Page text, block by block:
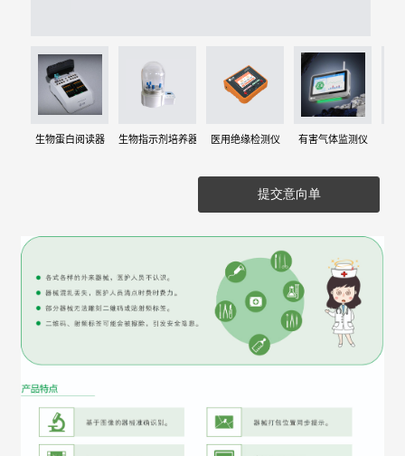
生物蛋白阅读器 生物指示剂培养器 医用绝缘检测仪 有害气体监测仪
提交意向单